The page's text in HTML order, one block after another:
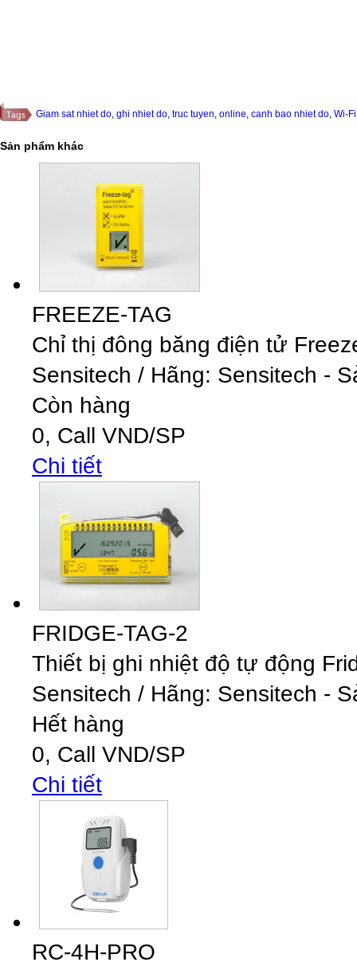
Giam sat nhiet do, ghi nhiet do, truc tuyen, online, canh bao nhiet do, Wi-
Sản phẩm khác
FREEZE-TAG
Chỉ thị đông băng điện tử
Sensitech / Hãng: Sensitech -
Còn hàng
0, Call VND/SP
Chi tiết
FRIDGE-TAG-2
Thiết bị ghi nhiệt độ tự động
Sensitech / Hãng: Sensitech -
Hết hàng
0, Call VND/SP
Chi tiết
RC-4H-PRO